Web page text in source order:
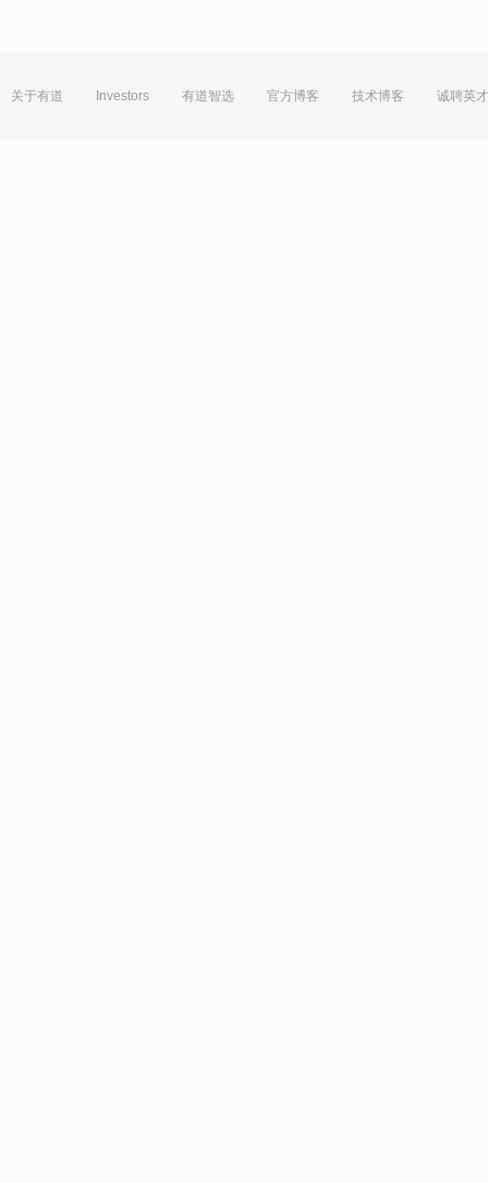
关于有道 Investors 有道智选 官方博客 技术博客 诚聘英才